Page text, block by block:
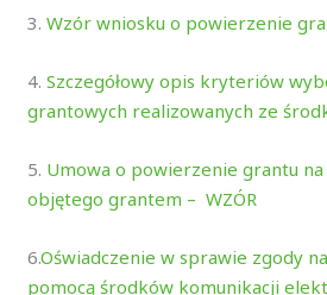
3.Wzór wniosku o powierzenie
4.Szczegółowy opis kryteriów
grantowych realizowanych ze
5. Umowa o powierzenie grantu
objętego grantem – WZÓR
6.Oświadczenie w sprawie zgody
pomocą środków komunikacji